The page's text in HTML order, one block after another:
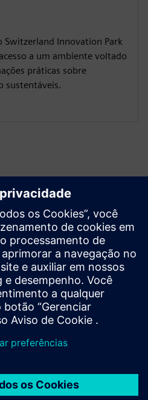
Switzerland Innovation Park
a um ambiente voltado
práticas sobre
sustentáveis.
e
é necessário